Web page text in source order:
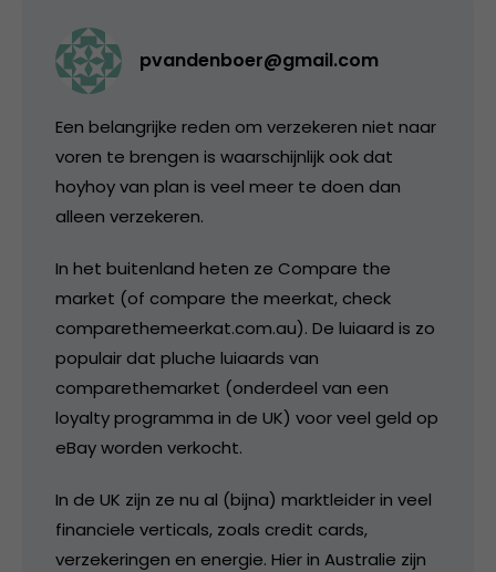
pvandenboer@gmail.com
Een belangrijke reden om verzekeren niet naar
voren te brengen is waarschijnlijk ook dat
hoyhoy van plan is veel meer te doen dan
alleen verzekeren.
In het buitenland heten ze Compare the
market (of compare the meerkat, check
comparethemeerkat.com.au). De luiaard is zo
populair dat pluche luiaards van
comparethemarket (onderdeel van een
loyalty programma in de UK) voor veel geld op
eBay worden verkocht.
In de UK zijn ze nu al (bijna) marktleider in veel
financiele verticals, zoals credit cards,
verzekeringen en energie. Hier in Australie zijn